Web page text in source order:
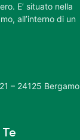
E’ situato nella
all’interno di un
– 24125 Bergamo